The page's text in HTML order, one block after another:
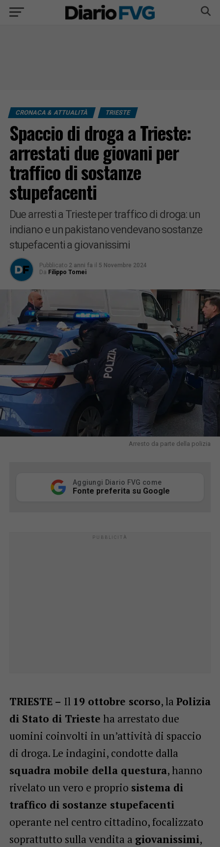
CRONACA & ATTUALITÀ TRIESTE
Spaccio di droga a Trieste:
arrestati due giovani per
traffico di sostanze
stupefacenti
Due arresti a Trieste per traffico di droga: un
indiano e un pakistano vendevano sostanze
stupefacenti a giovanissimi
Pubblicato 2 anni fa il 5 Novembre 2024
Da Filippo Tomei
Arresto da parte della polizia
Aggiungi Diario FVG come
Fonte preferita su Google
TRIESTE – Il 19 ottobre scorso, la Polizia
di Stato di Trieste ha arrestato due
uomini coinvolti in un’attività di spaccio
di droga. Le indagini, condotte dalla
squadra mobile della questura, hanno
rivelato un vero e proprio sistema di
traffico di sostanze stupefacenti
operante nel centro cittadino, focalizzato
soprattutto sulla vendita a giovanissimi,